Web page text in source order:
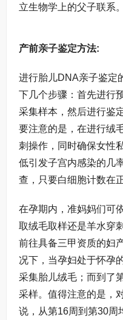
立生物学上的父子联系。
产前亲子鉴定方法:
进行胎儿DNA亲子鉴定
下几个步骤：首先进行
采集样本，然后进行鉴
要注意的是，在进行绒
刺操作，同时确保女性
低引发子宫内感染的几
查，只要白细胞计数在
在孕期内，准妈妈们可
取绒毛取样还是羊水穿
前往具备三甲资质的妇
况下，当孕妇处于怀孕
采集胎儿绒毛；而到了
采样。值得注意的是，
说，从第16周到第30周